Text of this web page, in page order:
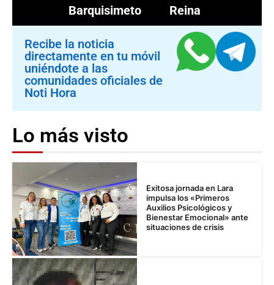
Barquisimeto
Reina
Recibe la noticia
directamente en tu móvil
uniéndote a las
comunidades oficiales de
Noti Hora
Lo más visto
Exitosa jornada en Lara
impulsa los «Primeros
Auxilios Psicológicos y
Bienestar Emocional» ante
situaciones de crisis